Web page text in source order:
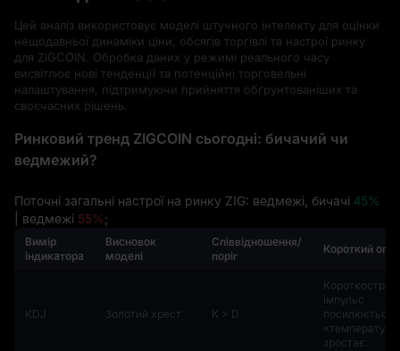
Цей аналіз використовує моделі штучного інтелекту для оцінки
нещодавньої динаміки ціни, обсягів торгівлі та настрої ринку
для ZIGCOIN. Обробка даних у режимі реального часу
висвітлює нові тенденції та потенційні торговельні
налаштування, підтримуючи прийняття обґрунтованіших та
своєчасних рішень.
Ринковий тренд ZIGCOIN сьогодні: бичачий чи
ведмежий?
Поточні загальні настрої на ринку ZIG: ведмежі, бичачі 45%
| ведмежі 55%;
Вимір
індикатора
Висновок
моделі
Співвідношення/
поріг
Короткий
KDJ Золотий хрест K > D
імпульс
посилюється,
зростає.